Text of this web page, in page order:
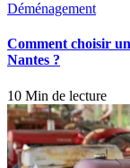
Déménagement
Comment choisir
Nantes ?
10 Min de lecture